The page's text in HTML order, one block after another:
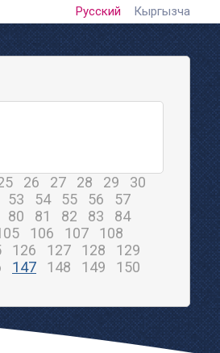
Русский Кыргызча
26 27 28 29
30
53 54 55 56
57
80 81 82 83
84
106 107
108
126 127 128
129
147 148 149
150